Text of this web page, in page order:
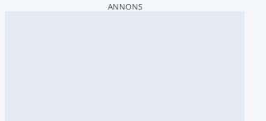
ANNONS